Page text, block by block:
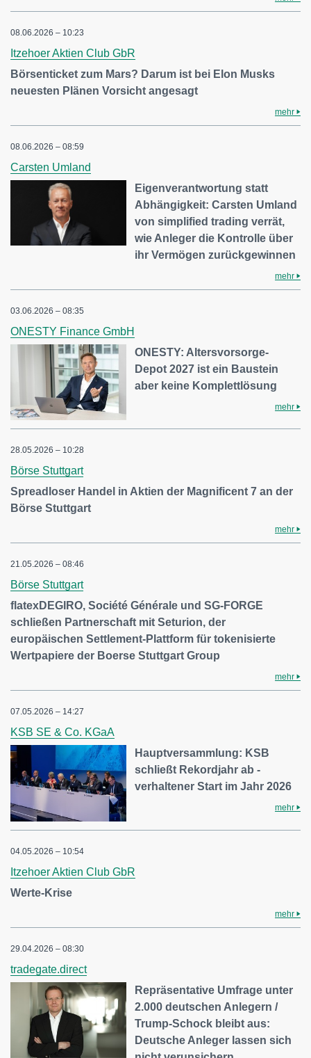
08.06.2026 – 10:23
Itzehoer Aktien Club GbR
Börsenticket zum Mars? Darum ist bei Elon Musks
neuesten Plänen Vorsicht angesagt
mehr
08.06.2026 – 08:59
Carsten Umland
Eigenverantwortung statt
Abhängigkeit: Carsten Umland
von simplified trading verrät,
wie Anleger die Kontrolle über
ihr Vermögen zurückgewinnen
mehr
03.06.2026 – 08:35
ONESTY Finance GmbH
ONESTY: Altersvorsorge-
Depot 2027 ist ein Baustein
aber keine Komplettlösung
mehr
28.05.2026 – 10:28
Börse Stuttgart
Spreadloser Handel in Aktien der Magnificent 7 an der
Börse Stuttgart
mehr
21.05.2026 – 08:46
Börse Stuttgart
flatexDEGIRO, Société Générale und SG-FORGE
schließen Partnerschaft mit Seturion, der
europäischen Settlement-Plattform für tokenisierte
Wertpapiere der Boerse Stuttgart Group
mehr
07.05.2026 – 14:27
KSB SE & Co. KGaA
Hauptversammlung: KSB
schließt Rekordjahr ab -
verhaltener Start im Jahr 2026
mehr
04.05.2026 – 10:54
Itzehoer Aktien Club GbR
Werte-Krise
mehr
29.04.2026 – 08:30
tradegate.direct
Repräsentative Umfrage unter
2.000 deutschen Anlegern /
Trump-Schock bleibt aus:
Deutsche Anleger lassen sich